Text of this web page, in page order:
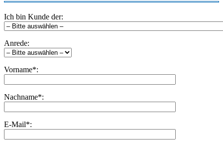
Ich bin Kunde der:
Anrede:
Vorname*:
Nachname*:
E-Mail*: